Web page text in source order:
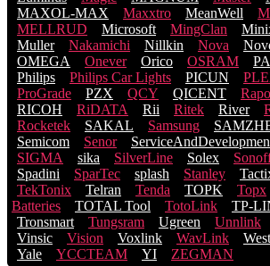
MAXOL-MAX
Maxxtro MeanWell
MELLRUD
Microsoft MingClan
Muller
Nakamichi Nillkin Nova
OMEGA
Onever Orico OSRAM
Philips
Philips Car Lights PICUN
ProGrade
PZX QCY QICENT
RICOH
RiDATA Rii Ritek River
Rocketek
SAKAL Samsung
Semicom
Senor
SIGMA
sika SilverLine Solex
Spadini
SparTec splash Stanley
TekTonix
Telran Tenda TOPK Topx
Batteries
TOTAL Tool TotoLink TP-
Tronsmart
Tungsram Ugreen Unnlink
Vinsic
Vision Voxlink WavLink
Yale
YCCTEAM YI ZEGMAN